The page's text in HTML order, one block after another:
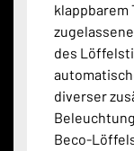
des
diverser
Beco-